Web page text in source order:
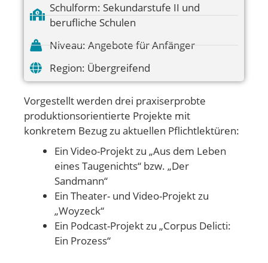
Schulform: Sekundarstufe II und
berufliche Schulen
Niveau: Angebote für Anfänger
Region: Übergreifend
Vorgestellt werden drei praxiserprobte
produktionsorientierte Projekte mit
konkretem Bezug zu aktuellen Pflichtlektüren:
Ein Video-Projekt zu „Aus dem Leben
eines Taugenichts“ bzw. „Der
Sandmann“
Ein Theater- und Video-Projekt zu
„Woyzeck“
Ein Podcast-Projekt zu „Corpus Delicti:
Ein Prozess“